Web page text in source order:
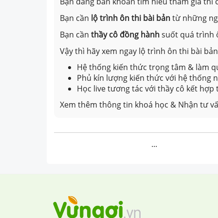
Bạn cần lộ trình ôn thi bài bảntừ những
Bạn cần thầy cô đồng hànhsuốt quá trình
Vậy thì hãy xem ngay lộ trình ôn thi bài bản
Hệ thống kiến thức trọng tâm & làm
Phủ kín lượng kiến thức với hệ thống
Học live tương tác với thầy cô kết
Xem thêm thông tin khoá học & Nhận tư
...